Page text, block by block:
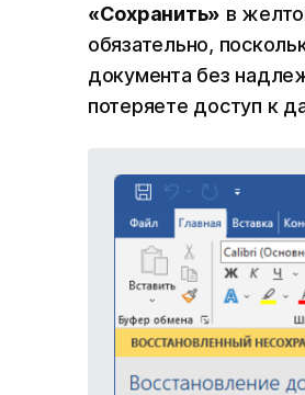
«Сохранить» в
обязательно,
документа без
потеряете доступ к